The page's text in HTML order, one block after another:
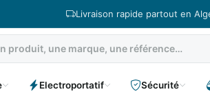
Livraison rapide partout en
Electroportatif Sécurité